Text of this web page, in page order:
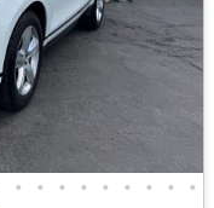
• • • • • • • • •